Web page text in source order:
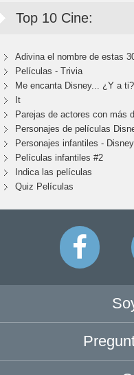
Top 10 Cine:
Adivina el nombre de estas
Películas - Trivia
Me encanta Disney... ¿Y a ti?
It
Parejas de actores con más
Personajes de películas
Personajes infantiles -
Películas infantiles #2
Indica las películas
Quiz Películas